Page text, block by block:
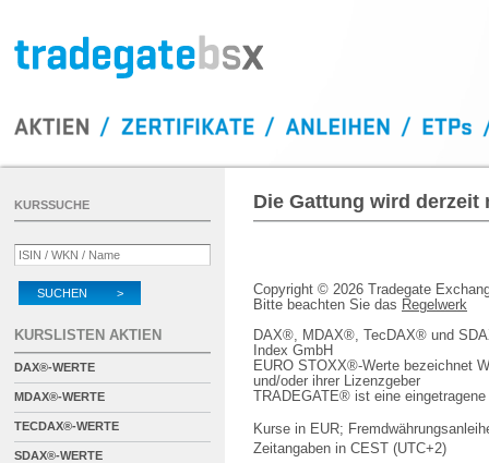
Die Gattung wird derzeit
Copyright © 2026 Tradegate
Bitte beachten Sie das Regelwerk
DAX®, MDAX®, TecDAX® und
Index GmbH
EURO STOXX®-Werte bezeichnet
und/oder ihrer Lizenzgeber
TRADEGATE® ist eine
Kurse in EUR;
Zeitangaben in CEST (UTC+2)
KURSSUCHE
SUCHEN >
KURSLISTEN AKTIEN
DAX®-WERTE
MDAX®-WERTE
TECDAX®-WERTE
SDAX®-WERTE